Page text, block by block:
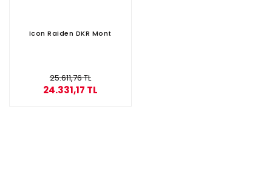
Icon Raiden DKR Mont
25.611,76 TL
24.331,17 TL